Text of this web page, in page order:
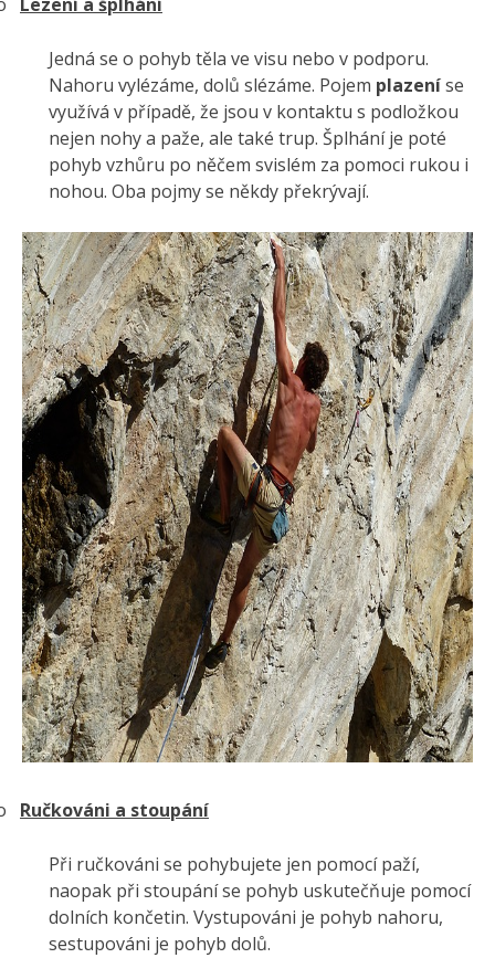
Jedná se o pohyb těla ve visu nebo v podporu.
Nahoru vylézáme, dolů slézáme. Pojem plazeníse
využívá v případě, že jsou v kontaktu s podložkou
nejen nohy a paže, ale také trup. Šplhání je poté
pohyb vzhůru po něčem svislém za pomoci rukou i
nohou. Oba pojmy se někdy překrývají.
Ručkováni a stoupání
Při ručkováni se pohybujete jen pomocí paží,
naopak při stoupání se pohyb uskutečňuje pomocí
dolních končetin. Vystupováni je pohyb nahoru,
sestupováni je pohyb dolů.